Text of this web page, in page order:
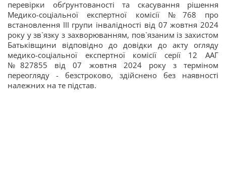
перевірки обґрунтованості та скасування рішення
Медико-соціальної експертної комісії №768 про
встановлення ІІІ групи інвалідності від 07 жовтня 2024
року у зв`язку з захворюванням, пов`язаним із захистом
Батьківщини відповідно до довідки до акту огляду
медико-соціальної експертної комісії серії 12 ААГ
№827855 від 07 жовтня 2024 року з терміном
переогляду - безстроково, здійснено без наявності
належних на те підстав.